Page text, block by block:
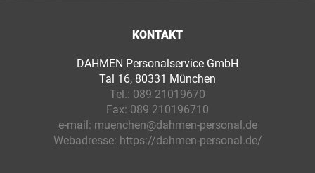
KONTAKT
DAHMEN Personalservice GmbH
Tal 16, 80331 München
Tel.: 089 21019670
Fax: 089 210196710
e-mail: muenchen@dahmen-personal.de
Webadresse: https://dahmen-personal.de/